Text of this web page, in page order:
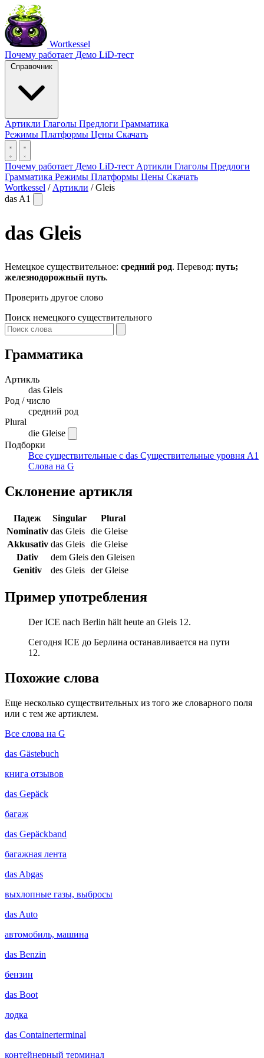
Wortkessel
Почему работает Демо LiD-тест
Справочник
Артикли Глаголы Предлоги Грамматика
Режимы Платформы Цены Скачать
Почему работает Демо LiD-тест Артикли Глаголы Предлоги
Грамматика Режимы Платформы Цены Скачать
Wortkessel / Артикли / Gleis
das A1
das Gleis
Немецкое существительное: средний род. Перевод: путь;
железнодорожный путь.
Проверить другое слово
Поиск немецкого существительного
Грамматика
Артикль
das Gleis
Род / число
средний род
Plural
die Gleise
Подборки
Все существительные с das Существительные уровня A1
Слова на G
Склонение артикля
Падеж Singular
Plural
Nominativ das Gleis die Gleise
Akkusativ das Gleis die Gleise
Dativ
dem Gleis den Gleisen
Genitiv
des Gleis der Gleise
Пример употребления
Der ICE nach Berlin hält heute an Gleis 12.
Сегодня ICE до Берлина останавливается на пути
12.
Похожие слова
Еще несколько существительных из того же словарного поля
или с тем же артиклем.
Все слова на G
das Gästebuch
книга отзывов
das Gepäck
багаж
das Gepäckband
багажная лента
das Abgas
выхлопные газы, выбросы
das Auto
автомобиль, машина
das Benzin
бензин
das Boot
лодка
das Containerterminal
контейнерный терминал